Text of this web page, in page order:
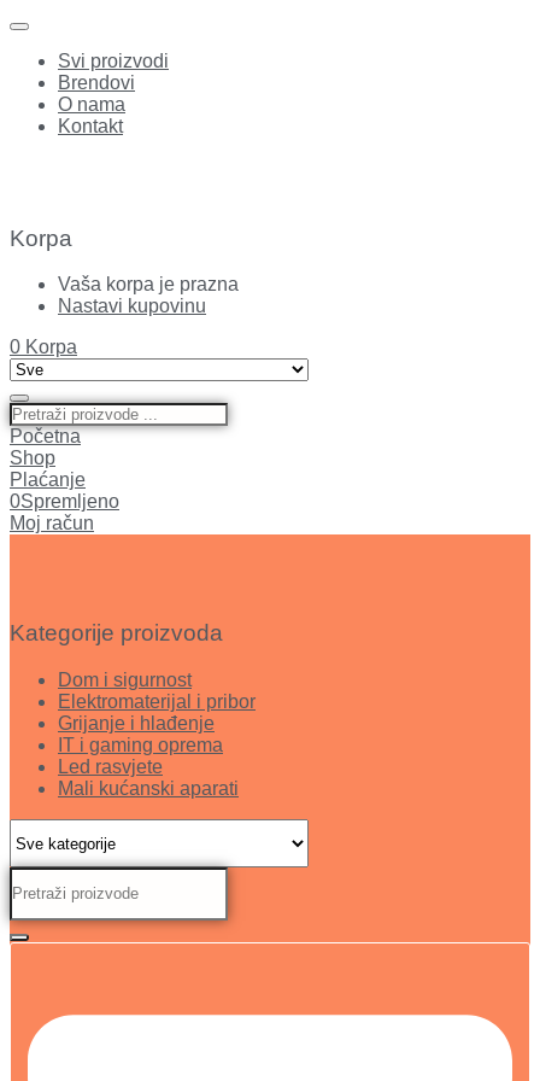
Svi proizvodi
Brendovi
O nama
Kontakt
Korpa
Vaša korpa je prazna
Nastavi kupovinu
0 Korpa
Početna
Shop
Plaćanje
0Spremljeno
Moj račun
Kategorije proizvoda
Dom i sigurnost
Elektromaterijal i pribor
Grijanje i hlađenje
IT i gaming oprema
Led rasvjete
Mali kućanski aparati